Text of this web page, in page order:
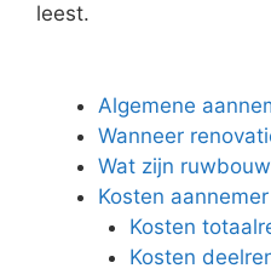
leest.
Algemene
Wanneer
Wat zijn
Kosten
Kosten
Kosten